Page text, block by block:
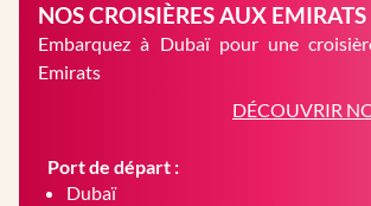
NOS CROISIÈRES AUX EMIRATS
Embarquez à Dubaï pour une
Emirats
DÉCOUVRIR
Port de départ :
Dubaï